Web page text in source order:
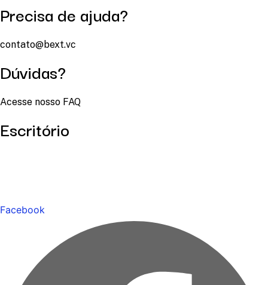
Precisa de ajuda?
contato@bext.vc
Dúvidas?
Acesse nosso FAQ
Escritório
Facebook